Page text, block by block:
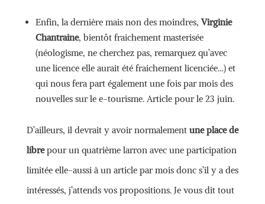
Enfin, la dernière mais non des moindres, Virginie
Chantraine, bientôt fraichement masterisée
(néologisme, ne cherchez pas, remarquez qu’avec
une licence elle aurait été fraichement licenciée…) et
qui nous fera part également une fois par mois des
nouvelles sur le e-tourisme. Article pour le 23 juin.
D’ailleurs, il devrait y avoir normalement une place de
librepour un quatrième larron avec une participation
limitée elle-aussi à un article par mois donc s’il y a des
intéressés, j’attends vos propositions. Je vous dit tout